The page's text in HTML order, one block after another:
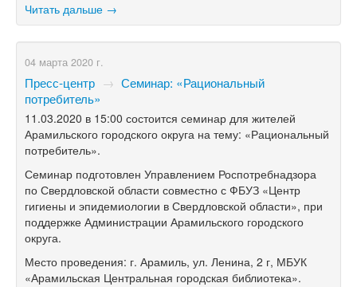
Читать дальше →
04 марта 2020 г.
Пресс-центр → Семинар: «Рациональный
потребитель»
11.03.2020 в 15:00 состоится семинар для жителей
Арамильского городского округа на тему: «Рациональный
потребитель».
Семинар подготовлен Управлением Роспотребнадзора
по Свердловской области совместно с ФБУЗ «Центр
гигиены и эпидемиологии в Свердловской области», при
поддержке Администрации Арамильского городского
округа.
Место проведения: г. Арамиль, ул. Ленина, 2 г, МБУК
«Арамильская Центральная городская библиотека».